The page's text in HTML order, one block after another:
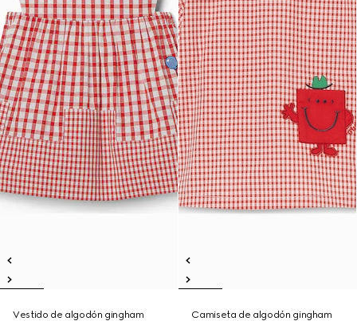
Vestido de algodón gingham
Camiseta de algodón gingham